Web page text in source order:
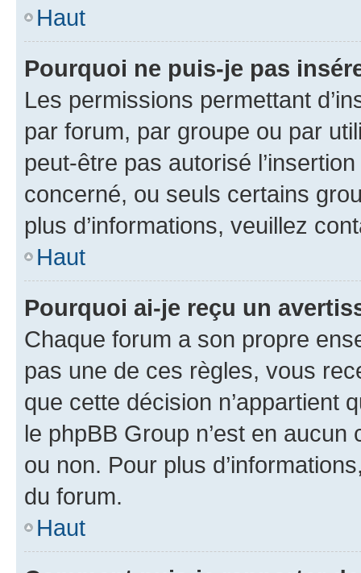
Haut
Pourquoi ne puis-je pas
Les permissions permettant
par forum, par groupe ou par
peut-être pas autorisé
concerné, ou seuls certains
plus d’informations, veuillez
Haut
Pourquoi ai-je reçu un
Chaque forum a son propre
pas une de ces règles, vous
que cette décision n’appartient
le phpBB Group n’est en
ou non. Pour plus
du forum.
Haut